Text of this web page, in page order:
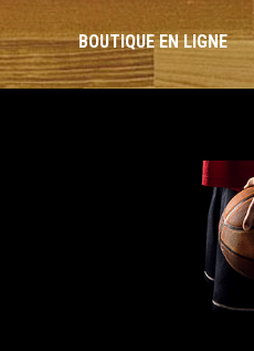
ARBITRES ET
RÈGLEMENT
CHARTE DE
BOUTIQUE EN LIGNE